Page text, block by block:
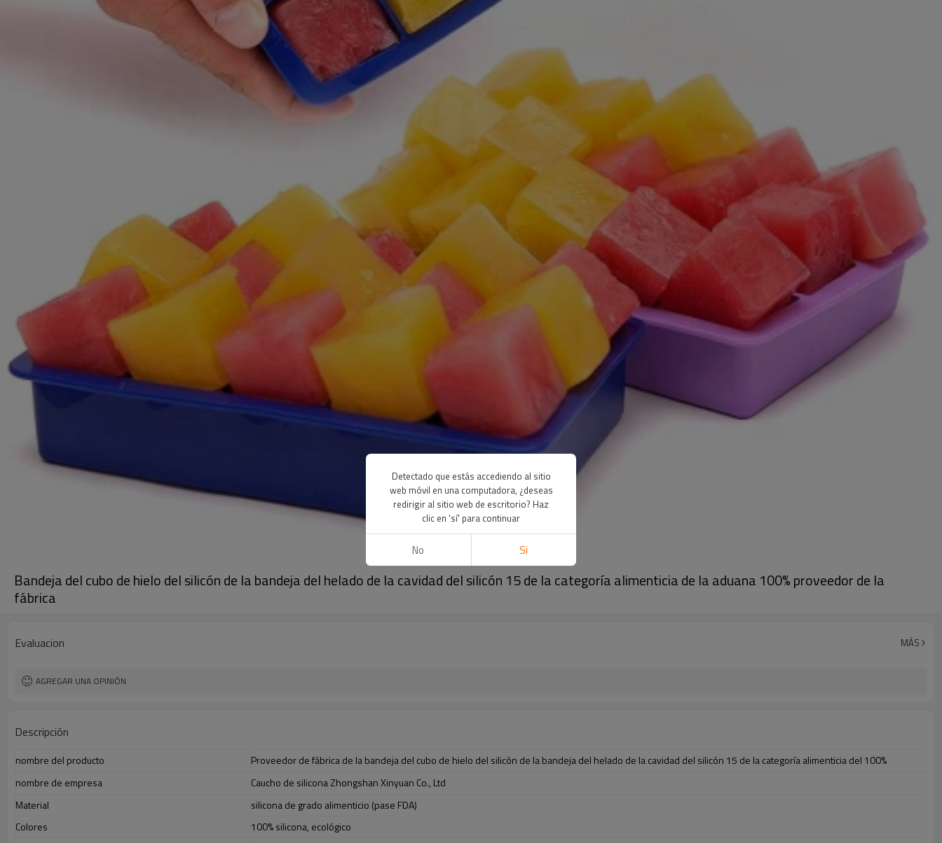
Bandeja del cubo de hielo del silicón de la bandeja del helado de la cavidad del silicón 15 de la categoría alimenticia de la aduana 100% proveedor de la
fábrica
Evaluacion MÁS
AGREGAR UNA OPINIÓN
Descripción
nombre del producto
Proveedor de fábrica de la bandeja del cubo de hielo del silicón de la bandeja del helado de la cavidad del silicón 15 de la categoría alimenticia del 100%
nombre de empresa
Caucho de silicona Zhongshan Xinyuan Co., Ltd
Material
silicona de grado alimenticio (pase FDA)
Colores
100% silicona, ecológico
Detectado que estás accediendo al sitio
web móvil en una computadora, ¿deseas
redirigir al sitio web de escritorio? Haz
clic en 'sí' para continuar
No Si